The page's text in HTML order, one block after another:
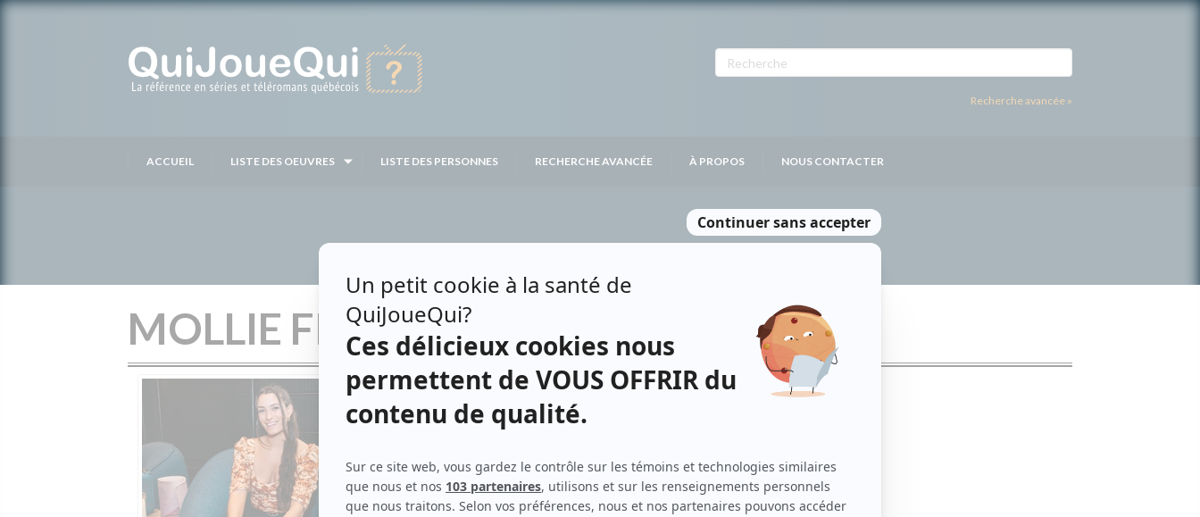
Recherche avancée »
ACCUEIL LISTE DES OEUVRES LISTE DES PERSONNES RECHERCHE AVANCÉE À PROPOS NOUS CONTACTER
MOLLIE FILLION
Personnages
Alertes : Pelletier ( Catherine Crépeau
Dernière seconde(Pénélope 2026)
Inspirez expirez (Amélie2024)
Indéfendable(Enquêtrice Lemay 2026)